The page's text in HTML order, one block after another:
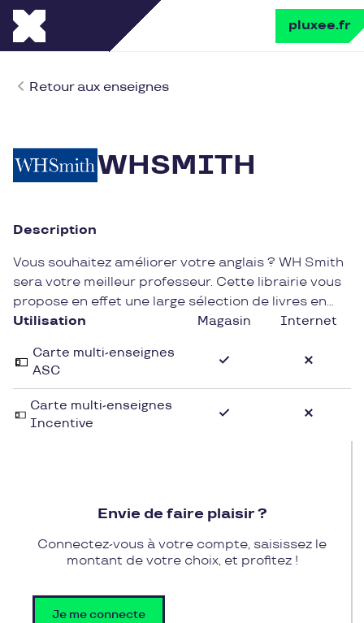
pluxee.fr
Retour aux enseignes
WHSMITH
Description
Vous souhaitez améliorer votre anglais ? WH Smith
sera votre meilleur professeur. Cette librairie vous
propose en effet une large sélection de livres en
anglais: vous pourrez ainsi rapidement progresser.
Utilisation Magasin Internet
Carte multi-enseignes
ASC
Carte multi-enseignes
Incentive
Envie de faire plaisir ?
Connectez-vous à votre compte, saisissez le
montant de votre choix, et profitez !
Je me connecte